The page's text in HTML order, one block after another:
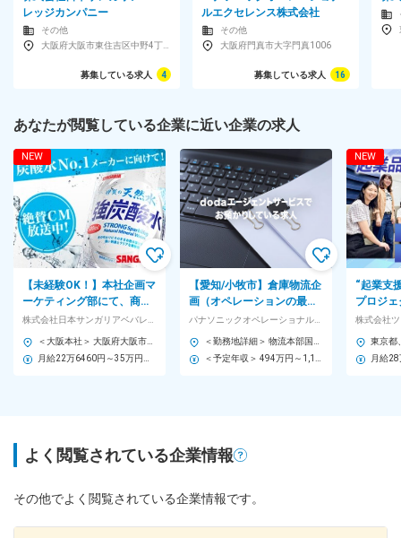
レッジカンパニー
その他
募集している求人 4
ルエクセレンス株式会社
その他
大阪府門真市大字門真1006
募集している求人 16
あなたが閲覧している企業に近い企業の求人
NEW
【未経験OK！】本社企画マ
ーケティング部にて、商品
企画から広報・営業支援な
ど、幅広い業務で活躍！
【愛知/小牧市】倉庫物流企
画（オペレーションの最適
化・効率化推進）◆土日祝
休・年休126日／手当充実
NEW
“起業支
プロジ
な角度、
支援活
株式会社
よく閲覧されている企業情報
その他でよく閲覧されている企業情報です。